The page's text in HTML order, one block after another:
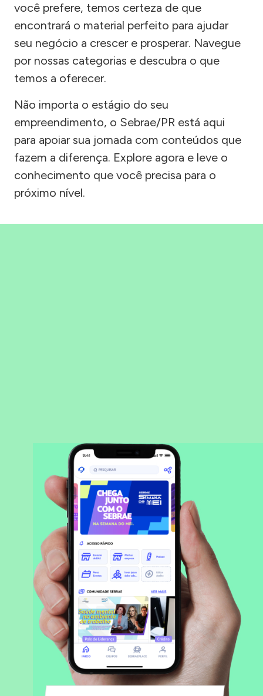
você prefere, temos certeza de que
encontrará o material perfeito para ajudar
seu negócio a crescer e prosperar. Navegue
por nossas categorias e descubra o que
temos a oferecer.
Não importa o estágio do seu
empreendimento, o Sebrae/PR está aqui
para apoiar sua jornada com conteúdos que
fazem a diferença. Explore agora e leve o
conhecimento que você precisa para o
próximo nível.